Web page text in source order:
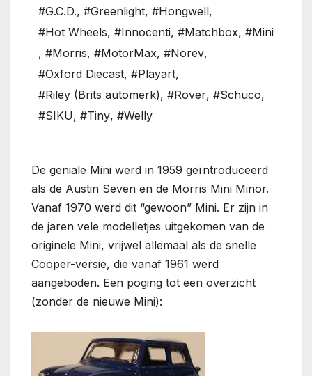
#G.C.D., #Greenlight, #Hongwell,
#Hot Wheels, #Innocenti, #Matchbox, #Mini
, #Morris, #MotorMax, #Norev,
#Oxford Diecast, #Playart,
#Riley (Brits automerk), #Rover, #Schuco,
#SIKU, #Tiny, #Welly
De geniale Mini werd in 1959 geïntroduceerd
als de Austin Seven en de Morris Mini Minor.
Vanaf 1970 werd dit “gewoon” Mini. Er zijn in
de jaren vele modelletjes uitgekomen van de
originele Mini, vrijwel allemaal als de snelle
Cooper-versie, die vanaf 1961 werd
aangeboden. Een poging tot een overzicht
(zonder de nieuwe Mini):